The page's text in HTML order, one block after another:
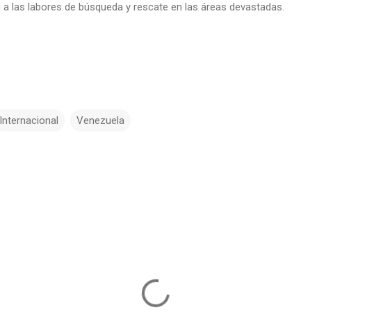
las labores de búsqueda y rescate en las áreas devastadas.
Internacional Venezuela